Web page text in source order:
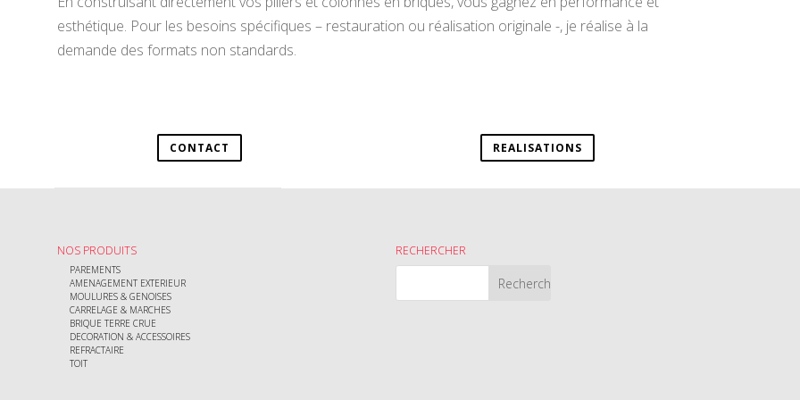
esthétique. Pour les besoins spécifiques – restauration ou réalisation originale -, je réalise à la
demande des formats non standards.
CONTACT REALISATIONS
NOS PRODUITS
PAREMENTS
AMENAGEMENT EXTERIEUR
MOULURES & GENOISES
CARRELAGE & MARCHES
BRIQUE TERRE CRUE
DECORATION & ACCESSOIRES
REFRACTAIRE
TOIT
RECHERCHER